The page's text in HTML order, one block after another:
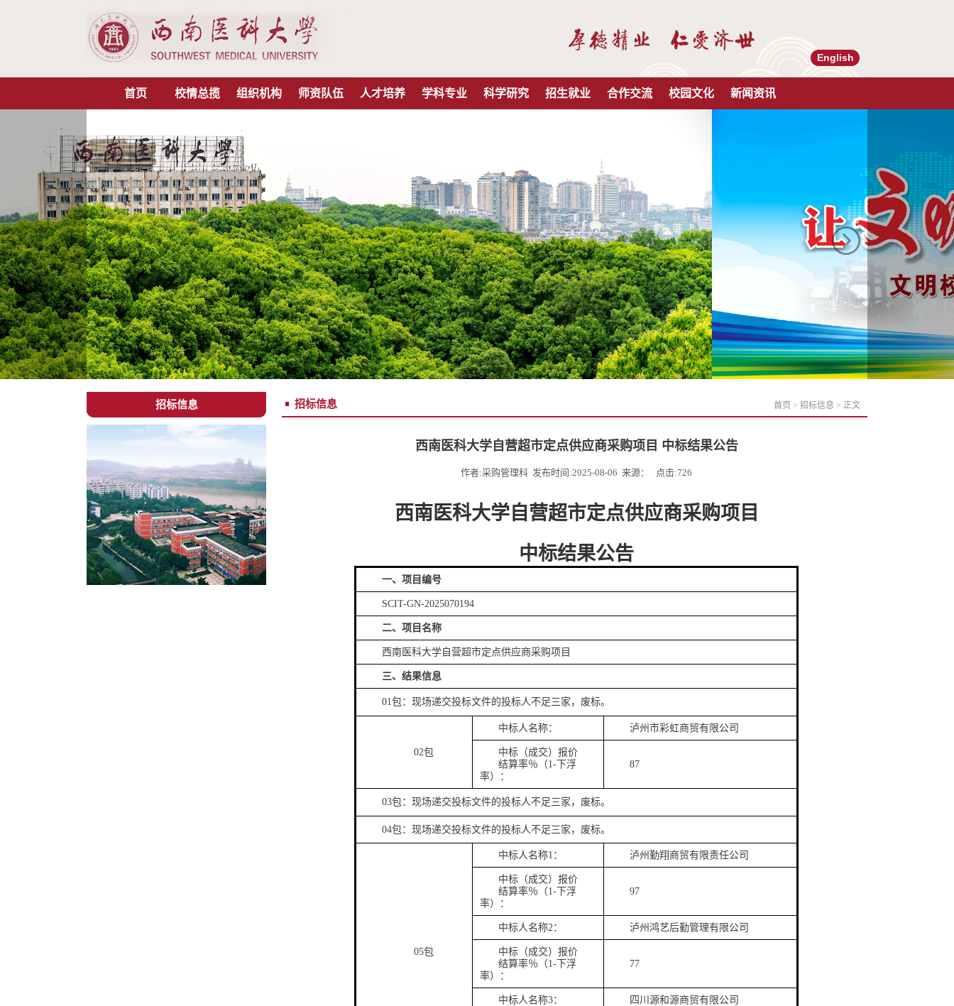
English
首页 校情总揽 组织机构 师资队伍 人才培养 学科专业 科学研究 招生就业 合作交流 校园文化 新闻资讯
招标信息 首页 > 招标信息 > 正文
招标信息
西南医科大学自营超市定点供应商采购项目 中标结果公告
作者:采购管理科 发布时间:2025-08-06 来源： 点击:726
西南医科大学自营超市定点供应商采购项目
中标结果公告
一、项目编号
SCIT-GN-2025070194
二、项目名称
西南医科大学自营超市定点供应商采购项目
三、结果信息
01包：现场递交投标文件的投标人不足三家，废标。
02包
中标人名称： 泸州市彩虹商贸有限公司
中标（成交）报价
结算率％（1-下浮
率）：
87
03包：现场递交投标文件的投标人不足三家，废标。
04包：现场递交投标文件的投标人不足三家，废标。
05包
中标人名称1： 泸州勤翔商贸有限责任公司
中标（成交）报价
结算率％（1-下浮
率）：
97
中标人名称2： 泸州鸿艺后勤管理有限公司
中标（成交）报价
结算率％（1-下浮
率）：
77
中标人名称3： 四川源和源商贸有限公司